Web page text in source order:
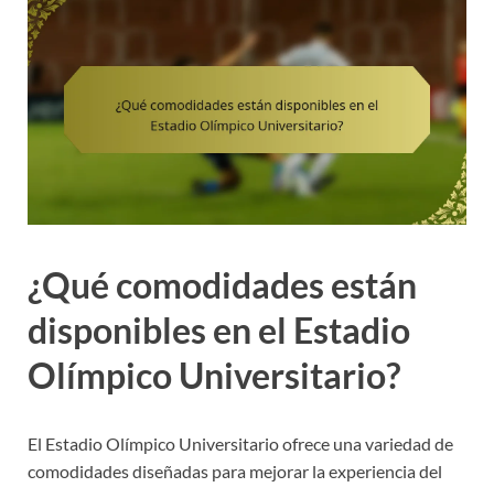
¿Qué comodidades están
disponibles en el Estadio
Olímpico Universitario?
El Estadio Olímpico Universitario ofrece una variedad de
comodidades diseñadas para mejorar la experiencia del